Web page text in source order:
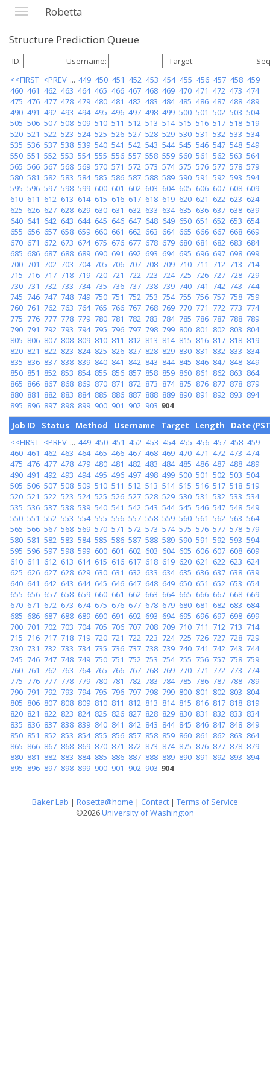
Robetta
Structure Prediction Queue
ID: Username: Target:
<<FIRST <PREV ... 449 450 451 452 453 454 455 456 457 458 459
460 461 462 463 464 465 466 467 468 469 470 471 472 473 474
475 476 477 478 479 480 481 482 483 484 485 486 487 488 489
490 491 492 493 494 495 496 497 498 499 500 501 502 503 504
505 506 507 508 509 510 511 512 513 514 515 516 517 518 519
520 521 522 523 524 525 526 527 528 529 530 531 532 533 534
535 536 537 538 539 540 541 542 543 544 545 546 547 548 549
550 551 552 553 554 555 556 557 558 559 560 561 562 563 564
565 566 567 568 569 570 571 572 573 574 575 576 577 578 579
580 581 582 583 584 585 586 587 588 589 590 591 592 593 594
595 596 597 598 599 600 601 602 603 604 605 606 607 608 609
610 611 612 613 614 615 616 617 618 619 620 621 622 623 624
625 626 627 628 629 630 631 632 633 634 635 636 637 638 639
640 641 642 643 644 645 646 647 648 649 650 651 652 653 654
655 656 657 658 659 660 661 662 663 664 665 666 667 668 669
670 671 672 673 674 675 676 677 678 679 680 681 682 683 684
685 686 687 688 689 690 691 692 693 694 695 696 697 698 699
700 701 702 703 704 705 706 707 708 709 710 711 712 713 714
715 716 717 718 719 720 721 722 723 724 725 726 727 728 729
730 731 732 733 734 735 736 737 738 739 740 741 742 743 744
745 746 747 748 749 750 751 752 753 754 755 756 757 758 759
760 761 762 763 764 765 766 767 768 769 770 771 772 773 774
775 776 777 778 779 780 781 782 783 784 785 786 787 788 789
790 791 792 793 794 795 796 797 798 799 800 801 802 803 804
805 806 807 808 809 810 811 812 813 814 815 816 817 818 819
820 821 822 823 824 825 826 827 828 829 830 831 832 833 834
835 836 837 838 839 840 841 842 843 844 845 846 847 848 849
850 851 852 853 854 855 856 857 858 859 860 861 862 863 864
865 866 867 868 869 870 871 872 873 874 875 876 877 878 879
880 881 882 883 884 885 886 887 888 889 890 891 892 893 894
895 896 897 898 899 900 901 902 903 904
Job ID
Status Method Username Target Length
Date
<<FIRST <PREV ... 449 450 451 452 453 454 455 456 457 458 459
460 461 462 463 464 465 466 467 468 469 470 471 472 473 474
475 476 477 478 479 480 481 482 483 484 485 486 487 488 489
490 491 492 493 494 495 496 497 498 499 500 501 502 503 504
505 506 507 508 509 510 511 512 513 514 515 516 517 518 519
520 521 522 523 524 525 526 527 528 529 530 531 532 533 534
535 536 537 538 539 540 541 542 543 544 545 546 547 548 549
550 551 552 553 554 555 556 557 558 559 560 561 562 563 564
565 566 567 568 569 570 571 572 573 574 575 576 577 578 579
580 581 582 583 584 585 586 587 588 589 590 591 592 593 594
595 596 597 598 599 600 601 602 603 604 605 606 607 608 609
610 611 612 613 614 615 616 617 618 619 620 621 622 623 624
625 626 627 628 629 630 631 632 633 634 635 636 637 638 639
640 641 642 643 644 645 646 647 648 649 650 651 652 653 654
655 656 657 658 659 660 661 662 663 664 665 666 667 668 669
670 671 672 673 674 675 676 677 678 679 680 681 682 683 684
685 686 687 688 689 690 691 692 693 694 695 696 697 698 699
700 701 702 703 704 705 706 707 708 709 710 711 712 713 714
715 716 717 718 719 720 721 722 723 724 725 726 727 728 729
730 731 732 733 734 735 736 737 738 739 740 741 742 743 744
745 746 747 748 749 750 751 752 753 754 755 756 757 758 759
760 761 762 763 764 765 766 767 768 769 770 771 772 773 774
775 776 777 778 779 780 781 782 783 784 785 786 787 788 789
790 791 792 793 794 795 796 797 798 799 800 801 802 803 804
805 806 807 808 809 810 811 812 813 814 815 816 817 818 819
820 821 822 823 824 825 826 827 828 829 830 831 832 833 834
835 836 837 838 839 840 841 842 843 844 845 846 847 848 849
850 851 852 853 854 855 856 857 858 859 860 861 862 863 864
865 866 867 868 869 870 871 872 873 874 875 876 877 878 879
880 881 882 883 884 885 886 887 888 889 890 891 892 893 894
895 896 897 898 899 900 901 902 903 904
Baker Lab | Rosetta@home | Contact | Terms of Service
©2026University of Washington